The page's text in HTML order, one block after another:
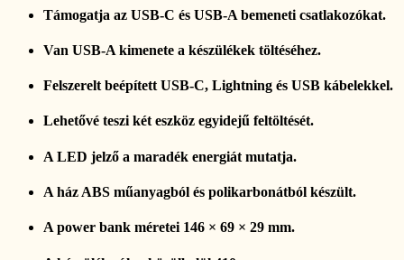
Támogatja az USB-C és USB-A bemeneti csatlakozókat.
Van USB-A kimenete a készülékek töltéséhez.
Felszerelt beépített USB-C, Lightning és USB kábelekkel.
Lehetővé teszi két eszköz egyidejű feltöltését.
A LED jelző a maradék energiát mutatja.
A ház ABS műanyagból és polikarbonátból készült.
A power bank méretei 146 × 69 × 29 mm.